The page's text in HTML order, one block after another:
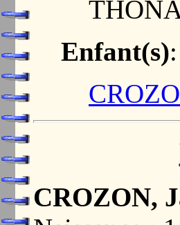
Enfant(s):
CROZON,